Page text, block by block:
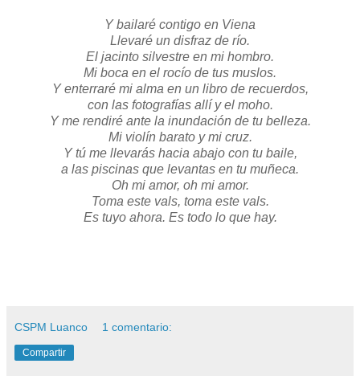
Y bailaré contigo en Viena
Llevaré un disfraz de río.
El jacinto silvestre en mi hombro.
Mi boca en el rocío de tus muslos.
Y enterraré mi alma en un libro de recuerdos,
con las fotografías allí y el moho.
Y me rendiré ante la inundación de tu belleza.
Mi violín barato y mi cruz.
Y tú me llevarás hacia abajo con tu baile,
a las piscinas que levantas en tu muñeca.
Oh mi amor, oh mi amor.
Toma este vals, toma este vals.
Es tuyo ahora. Es todo lo que hay.
CSPM Luanco 1 comentario:
Compartir